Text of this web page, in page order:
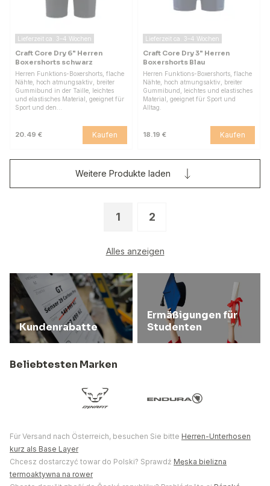
Lieferzeit ca. 3–4 Wochen
Craft Core Dry 6" Herren
Boxershorts schwarz
Herren Funktions-Boxershorts, flache
Nähte, hoch atmungsaktiv, breiter
Gummibund in der Taille, leichtes
und elastisches Material, geeignet für
Sport und den…
20.49 € Kaufen
Lieferzeit ca. 3–4 Wochen
Craft Core Dry 3" Herren
Boxershorts Blau
Herren Funktions-Boxershorts, flache
Nähte, hoch atmungsaktiv, breiter
Gummibund, leichtes und elastisches
Material, geeignet für Sport und
Alltag.
18.19 € Kaufen
1 2
Alles anzeigen
Weitere Produkte laden
Kundenrabatte
Ermäßigungen für
Studenten
Beliebtesten Marken
Für Versand nach Österreich, besuchen Sie bitte Herren-Unterhosen
kurz als Base Layer
Chcesz dostarczyć towar do Polski? Sprawdź Męska bielizna
termoaktywna na rower